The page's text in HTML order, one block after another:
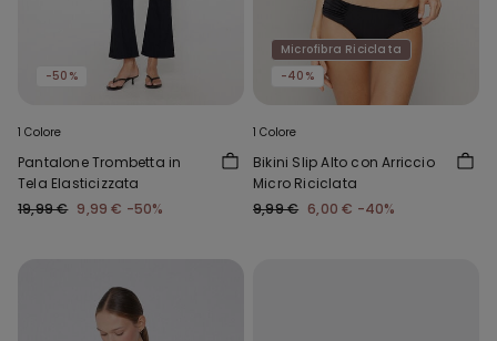
-50%
1 Colore
Pantalone Trombetta in
Tela Elasticizzata
19,99 € 9,99 € -50%
Microfibra Riciclata
-40%
1 Colore
Bikini Slip Alto con Arriccio
Micro Riciclata
9,99 € 6,00 € -40%